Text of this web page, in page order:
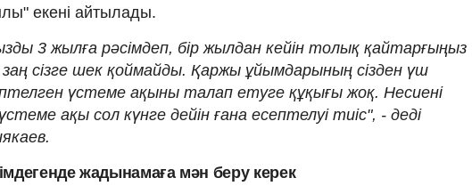
екені айтылады.
3 жылға рәсімдеп, бір жылдан кейін толық қайтарғыңыз
заң сізге шек қоймайды. Қаржы ұйымдарының сізден үш
үстеме ақыны талап етуге құқығы жоқ. Несиені
ақы сол күнге дейін ғана есептелуі тиіс", - деді
жадынамаға мән беру керек